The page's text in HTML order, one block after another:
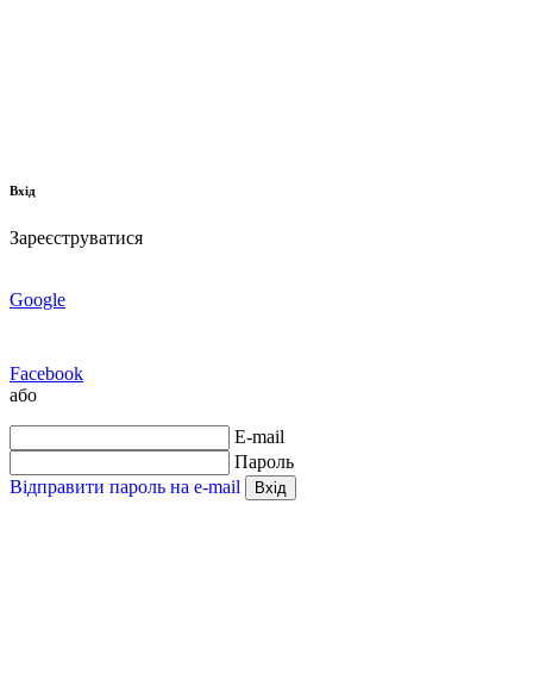
Вхід
Зареєструватися
Google
Facebook
або
E-mail
Пароль
Відправити пароль на e-mail
Вхід